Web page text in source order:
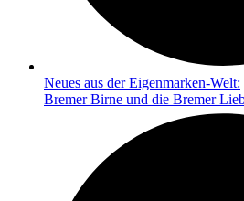
Neues aus der Eigenmarken-Welt:
Bremer Birne und die Bremer